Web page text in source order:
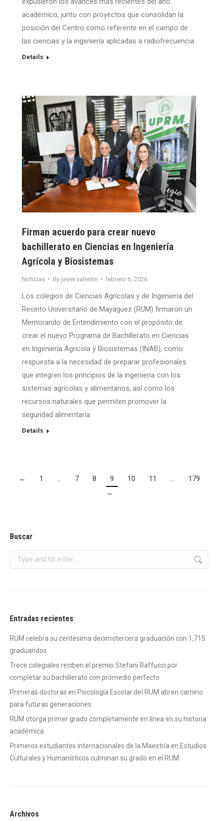
académico, junto con proyectos que consolidan la
posición del Centro como referente en el campo de
las ciencias y la ingeniería aplicadas a radiofrecuencia.
Details
Firman acuerdo para crear nuevo
bachillerato en Ciencias en Ingeniería
Agrícola y Biosistemas
Noticias By javier.valentin febrero 6, 2026
Los colegios de Ciencias Agrícolas y de Ingeniería del
Recinto Universitario de Mayagüez (RUM) firmaron un
Memorando de Entendimiento con el propósito de
crear el nuevo Programa de Bachillerato en Ciencias
en Ingeniería Agrícola y Biosistemas (INAB), como
respuesta a la necesidad de preparar profesionales
que integren los principios de la ingeniería con los
sistemas agrícolas y alimentarios, así como los
recursos naturales que permiten promover la
seguridad alimentaria.
Details
← 1 … 7 8 9 10 11 …
179
→
Buscar
Search:
Entradas recientes
RUM celebra su centésima decimotercera graduación con 1,715
graduandos
Trece colegiales reciben el premio Stefani Raffucci por
completar su bachillerato con promedio perfecto
Primeras doctoras en Psicología Escolar del RUM abren camino
para futuras generaciones
RUM otorga primer grado completamente en línea en su historia
académica
Primeros estudiantes internacionales de la Maestría en Estudios
Culturales y Humanísticos culminan su grado en el RUM
Archivos